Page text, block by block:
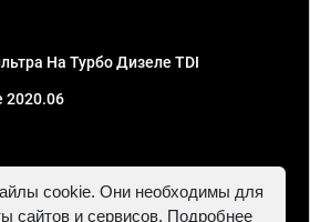
На Турбо Дизеле TDI
2020.06
ИНН 781302555843,
cookie. Они необходимы для
сайтов и сервисов. Подробнее